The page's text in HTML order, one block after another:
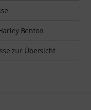
Benton
zur Übersicht